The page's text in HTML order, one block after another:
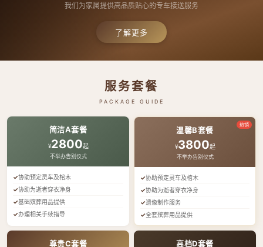
我们为家属提供高品质贴心的专车接送服务
了解更多
服务套餐
PACKAGE GUIDE
简洁A套餐
¥2800起
不举办告别仪式
协助预定灵车及棺木
协助为逝者穿衣净身
基础殡葬用品提供
办理相关手续指导
热销
温馨B套餐
¥3800起
不举办告别仪式
协助预定灵车及棺木
协助为逝者穿衣净身
遗像制作服务
全套殡葬用品提供
尊贵C套餐 高档D套餐